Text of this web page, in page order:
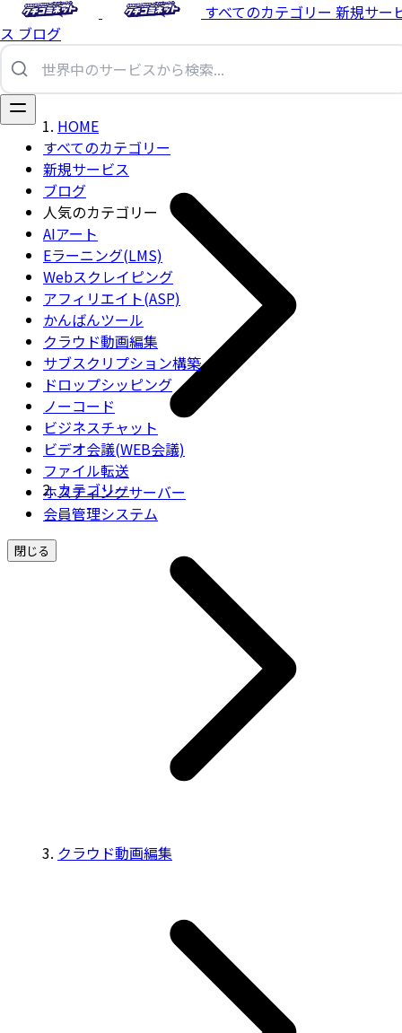
すべてのカテゴリー 新規サー
ス ブログ
すべてのカテゴリー
新規サービス
ブログ
人気のカテゴリー
AIアート
Eラーニング(LMS)
Webスクレイピング
アフィリエイト(ASP)
かんばんツール
クラウド動画編集
サブスクリプション構築
ドロップシッピング
ノーコード
ビジネスチャット
ビデオ会議(WEB会議)
ファイル転送
ホスティングサーバー
会員管理システム
閉じる
HOME
カテゴリー
クラウド動画編集